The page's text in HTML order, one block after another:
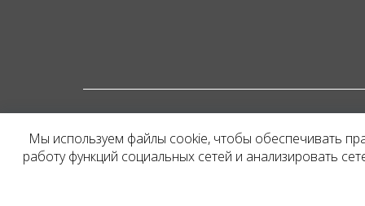
Представленная на
и не является
Мы используем файлы cookie, чтобы обеспечивать
работу функций социальных сетей и анализировать